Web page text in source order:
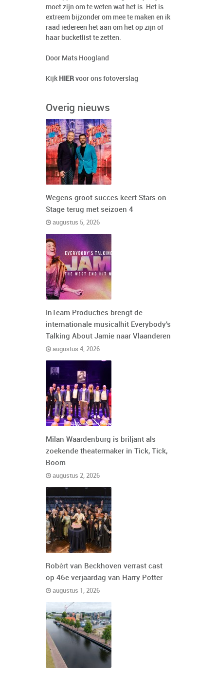
moet zijn om te weten wat het is. Het is
extreem bijzonder om mee te maken en ik
raad iedereen het aan om het op zijn of
haar bucketlist te zetten.
Door Mats Hoogland
Kijk HIER voor ons fotoverslag
Overig nieuws
Wegens groot succes keert Stars on
Stage terug met seizoen 4
augustus 5, 2026
InTeam Producties brengt de
internationale musicalhit Everybody's
Talking About Jamie naar Vlaanderen
augustus 4, 2026
Milan Waardenburg is briljant als
zoekende theatermaker in Tick, Tick,
Boom
augustus 2, 2026
Robèrt van Beckhoven verrast cast
op 46e verjaardag van Harry Potter
augustus 1, 2026